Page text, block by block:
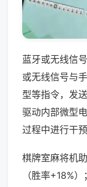
蓝牙或无线信
或无线信号与
型等指令，发
驱动内部微型
过程中进行干
棋牌室麻将机
（胜率+18%